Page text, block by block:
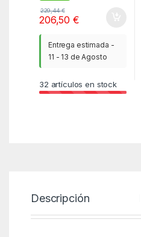
229,44€
206,50€
Entrega estimada -
11 - 13 de Agosto
32 artículos en stock
Descripción